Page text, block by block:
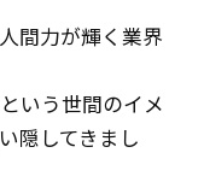
間力が輝く業界
いう世間のイメ
隠してきまし